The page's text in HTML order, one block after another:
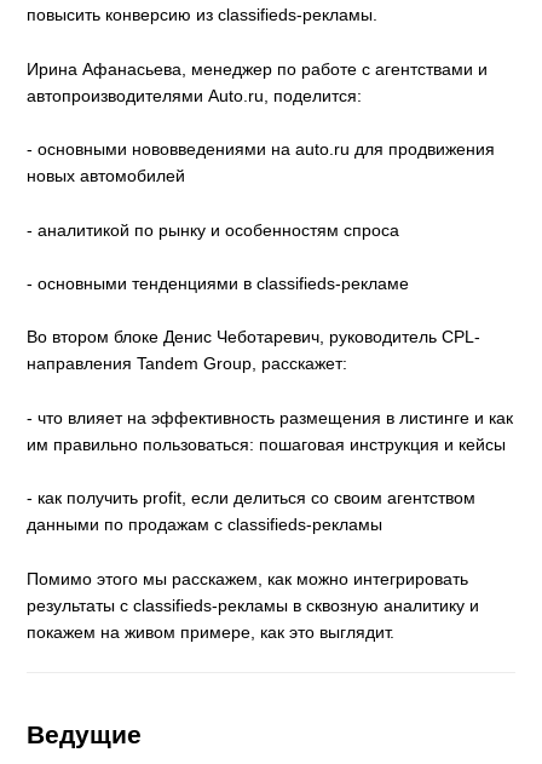
повысить конверсию из classifieds-рекламы.
Ирина Афанасьева, менеджер по работе с агентствами и
автопроизводителями Auto.ru, поделится:
- основными нововведениями на auto.ru для продвижения
новых автомобилей
- аналитикой по рынку и особенностям спроса
- основными тенденциями в classifieds-рекламе
Во втором блоке Денис Чеботаревич, руководитель CPL-
направления Tandem Group, расскажет:
- что влияет на эффективность размещения в листинге и как
им правильно пользоваться: пошаговая инструкция и кейсы
- как получить profit, если делиться со своим агентством
данными по продажам с classifieds-рекламы
Помимо этого мы расскажем, как можно интегрировать
результаты с classifieds-рекламы в сквозную аналитику и
покажем на живом примере, как это выглядит.
Ведущие